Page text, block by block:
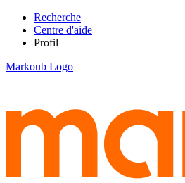
Recherche
Centre d'aide
Profil
Markoub Logo